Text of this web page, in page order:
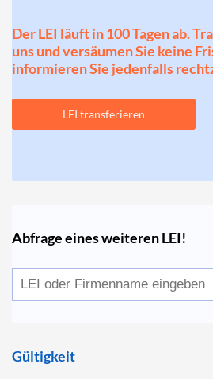
Der LEI läuft in 100 Tagen ab.
uns und versäumen Sie keine
informieren Sie jedenfalls
LEI transferieren
Abfrage eines weiteren LEI!
Gültigkeit